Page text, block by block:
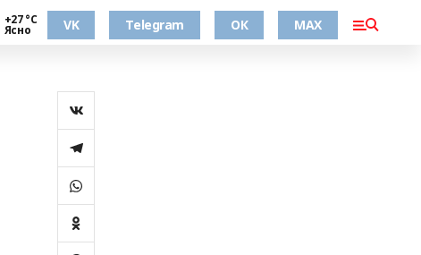
+27 °С
Ясно VK Telegram ОК MAX